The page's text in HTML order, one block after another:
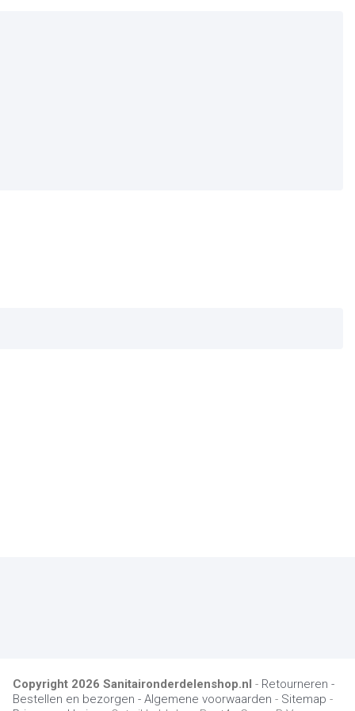
Copyright 2026 Sanitaironderdelenshop.nl - Retourneren -
Bestellen en bezorgen -Algemene voorwaarden - Sitemap -